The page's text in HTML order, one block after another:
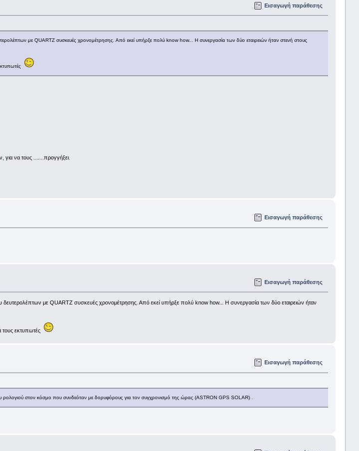
Εισαγωγή παράθεσης
με QUARTZ συσκευές χρονομέτρησης. Από εκεί υπήρξε πολύ know how... Η συνεργασία των δύο εταιρειών ήταν στενή στους
για να τους .......προγγήξει.
Εισαγωγή παράθεσης
Εισαγωγή παράθεσης
δευτερολέπτων με QUARTZ συσκευές χρονομέτρησης. Από εκεί υπήρξε πολύ know how... Η συνεργασία των δύο εταιρειών ήταν
τους εκτυπωτές
Εισαγωγή παράθεσης
ρολογιού στον κόσμο που συνδεόταν με δορυφόρους για τον συγχρονισμό της ώρας (ASTRON GPS SOLAR) .